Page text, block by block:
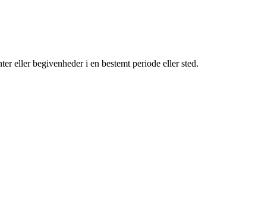
eller begivenheder i en bestemt periode eller sted.